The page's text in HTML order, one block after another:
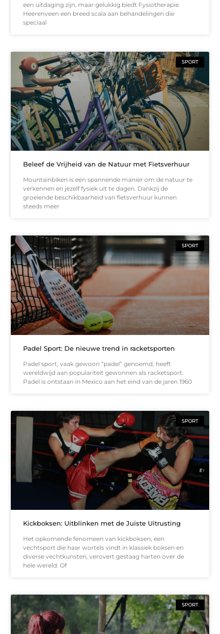
een uitdaging zijn, maar gelukkig biedt Fysiotherapie
Heerenveen een breed scala aan behandelingen die
speciaal
SPORT
Beleef de Vrijheid van de Natuur met Fietsverhuur
Mountainbiken is een spannende manier om de natuur te
verkennen en jezelf fysiek uit te dagen. Dankzij de
groeiende beschikbaarheid van fietsverhuur kunnen
steeds meer
SPORT
Padel Sport: De nieuwe trend in racketsporten
Padel sport, vaak gewoon “padel” genoemd, heeft
wereldwijd aan populariteit gewonnen als racketsport.
Padel is ontstaan in Mexico aan het eind van de jaren 1960
SPORT
Kickboksen: Uitblinken met de Juiste Uitrusting
Het opkomende fenomeen van kickboksen, een
vechtsport die haar wortels vindt in klassiek boksen en
diverse vechtkunsten, verovert gestaag harten over de
hele wereld. Of
SPORT